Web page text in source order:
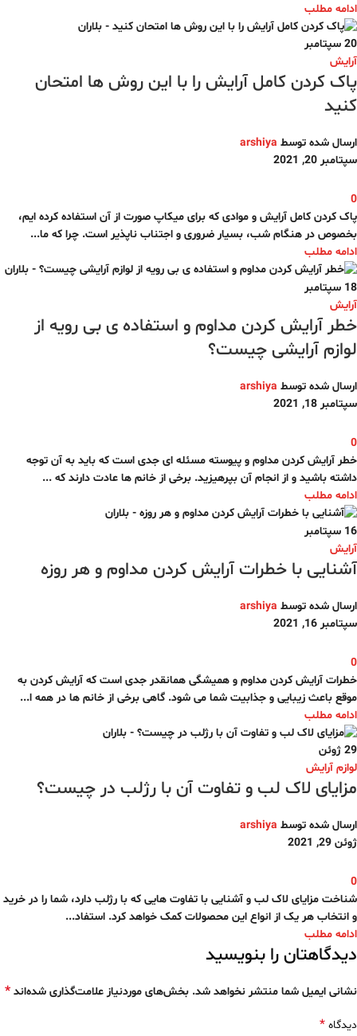
ادامه مطلب
20 سپتامبر
آرایش
پاک کردن کامل آرایش را با این روش ها امتحان
کنید
ارسال شده توسط arshiya
سپتامبر 20, 2021
0
پاک کردن کامل آرایش و موادی که برای میکاپ صورت از آن استفاده کرده ایم،
بخصوص در هنگام شب، بسیار ضروری و اجتناب ناپذیر است. چرا که ما...
ادامه مطلب
18 سپتامبر
آرایش
خطر آرایش کردن مداوم و استفاده ی بی رویه از
لوازم آرایشی چیست؟
ارسال شده توسط arshiya
سپتامبر 18, 2021
0
خطر آرایش کردن مداوم و پیوسته مسئله ای جدی است که باید به آن توجه
داشته باشید و از انجام آن بپرهیزید. برخی از خانم ها عادت دارند که ...
ادامه مطلب
16 سپتامبر
آرایش
آشنایی با خطرات آرایش کردن مداوم و هر روزه
ارسال شده توسط arshiya
سپتامبر 16, 2021
0
خطرات آرایش کردن مداوم و همیشگی همانقدر جدی است که آرایش کردن به
موقع باعث زیبایی و جذابیت شما می شود. گاهی برخی از خانم ها در همه ا...
ادامه مطلب
29 ژوئن
لوازم آرایش
مزایای لاک لب و تفاوت آن با رژلب در چیست؟
ارسال شده توسط arshiya
ژوئن 29, 2021
0
شناخت مزایای لاک لب و آشنایی با تفاوت هایی که با رژلب دارد، شما را در خرید
و انتخاب هر یک از انواع این محصولات کمک خواهد کرد. استفاد...
ادامه مطلب
دیدگاهتان را بنویسید
نشانی ایمیل شما منتشر نخواهد شد. بخش‌های موردنیاز علامت‌گذاری شده‌اند *
دیدگاه *